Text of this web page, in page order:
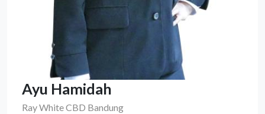
Ayu Hamidah
Ray White CBD Bandung